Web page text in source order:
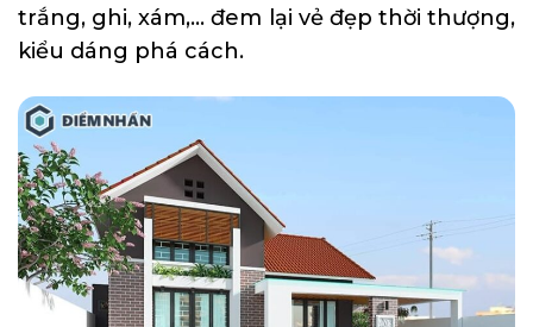
trắng, ghi, xám,… đem lại vẻ đẹp thời thượng,
kiểu dáng phá cách.